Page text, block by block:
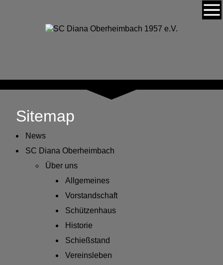
Sitemap
News
SC Diana Oberheimbach
Über uns
Allgemeines
Vorstandschaft
Schützenhaus
Historie
Schießstand
Vereinsleben